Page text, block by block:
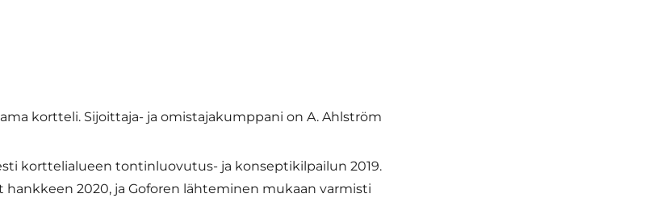
kortteli. Sijoittaja- ja omistajakumppani on A. Ahlström
korttelialueen tontinluovutus- ja konseptikilpailun 2019.
hankkeen 2020, ja Goforen lähteminen mukaan varmisti